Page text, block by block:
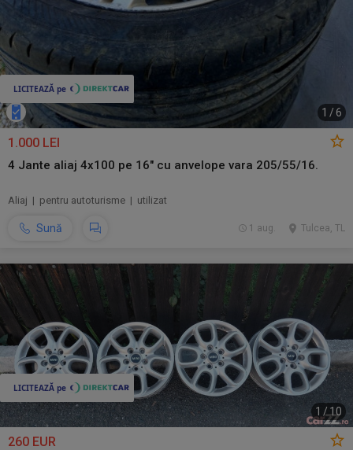
1 / 6
1.000 LEI
4 Jante aliaj 4x100 pe 16" cu anvelope vara 205/55/16.
Aliaj | pentru autoturisme | utilizat
Sună Tulcea, TL
1 aug.
1 /10
260 EUR